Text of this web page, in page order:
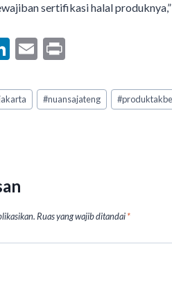
sertifikasi halal produknya,”
Li
ke
dI
E
ai
l
t
#nuansajateng #
Ruas yang wajib ditandai*